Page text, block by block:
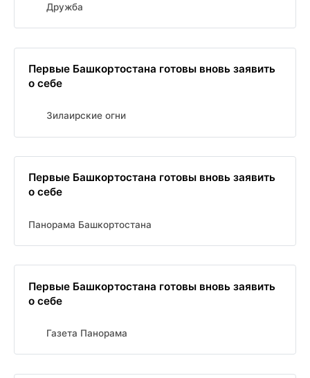
Дружба
Первые Башкортостана готовы вновь заявить
о себе
Зилаирские огни
Первые Башкортостана готовы вновь заявить
о себе
Панорама Башкортостана
Первые Башкортостана готовы вновь заявить
о себе
Газета Панорама